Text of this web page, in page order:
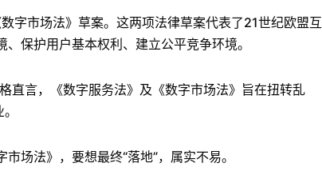
市场法》草案。这两项法律草案代表了21世纪欧盟互
保护用户基本权利、建立公平竞争环境。
言，《数字服务法》及《数字市场法》旨在扭转乱
法》，要想最终“落地”，属实不易。